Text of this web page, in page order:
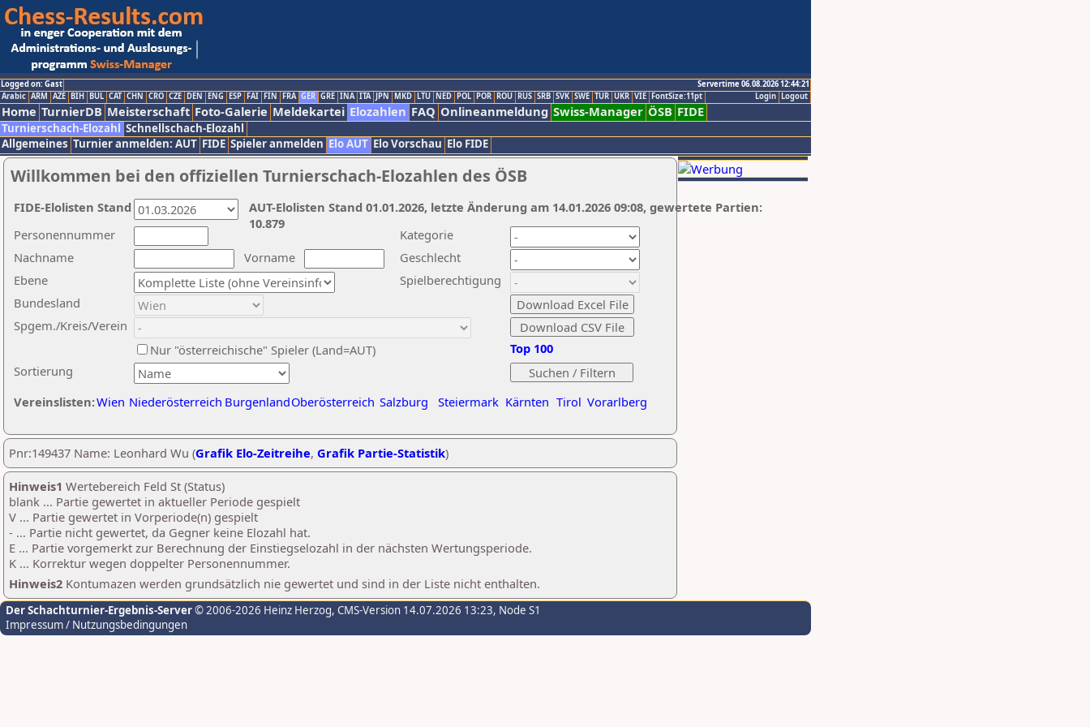
Logged on: Gast
Servertime 06.08.2026 12:44:21
Logout
Login
Arabic ARM AZE BIH BUL CAT CHN CRO CZE DEN ENG ESP FAI FIN FRA GER GRE INA ITA JPN MKD LTU NED POL POR ROU RUS SRB SVK SWE TUR UKR VIE FontSize:11pt
Home TurnierDB Meisterschaft Foto-Galerie Meldekartei Elozahlen FAQ Onlineanmeldung Swiss-Manager ÖSB FIDE
Turnierschach-Elozahl Schnellschach-Elozahl
Allgemeines Turnier anmelden: AUT FIDE Spieler anmelden Elo AUT Elo Vorschau Elo FIDE
Willkommen bei den offiziellen Turnierschach-Elozahlen des ÖSB
Nachname
Vorname
Ebene
Kategorie
Sortierung
Personennummer
Bundesland
Spgem./Kreis/Verein
Geschlecht
Nur "österreichische" Spieler (Land=AUT)
Spielberechtigung
Vereinslisten:Wien Niederösterreich BurgenlandOberösterreich Salzburg Steiermark Kärnten Tirol Vorarlberg
Top 100
AUT-Elolisten Stand 01.01.2026, letzte Änderung am 14.01.2026 09:08, gewertete Partien:
10.879
FIDE-Elolisten Stand
Pnr:149437 Name: Leonhard Wu (Grafik Elo-Zeitreihe, Grafik Partie-Statistik)
Hinweis1 Wertebereich Feld St (Status)
blank ... Partie gewertet in aktueller Periode gespielt
V ... Partie gewertet in Vorperiode(n) gespielt
- ... Partie nicht gewertet, da Gegner keine Elozahl hat.
E ... Partie vorgemerkt zur Berechnung der Einstiegselozahl in der nächsten Wertungsperiode.
K ... Korrektur wegen doppelter Personennummer.
Hinweis2 Kontumazen werden grundsätzlich nie gewertet und sind in der Liste nicht enthalten.
Der Schachturnier-Ergebnis-Server© 2006-2026 Heinz Herzog, CMS-Version 14.07.2026 13:23, Node S1
Impressum / Nutzungsbedingungen